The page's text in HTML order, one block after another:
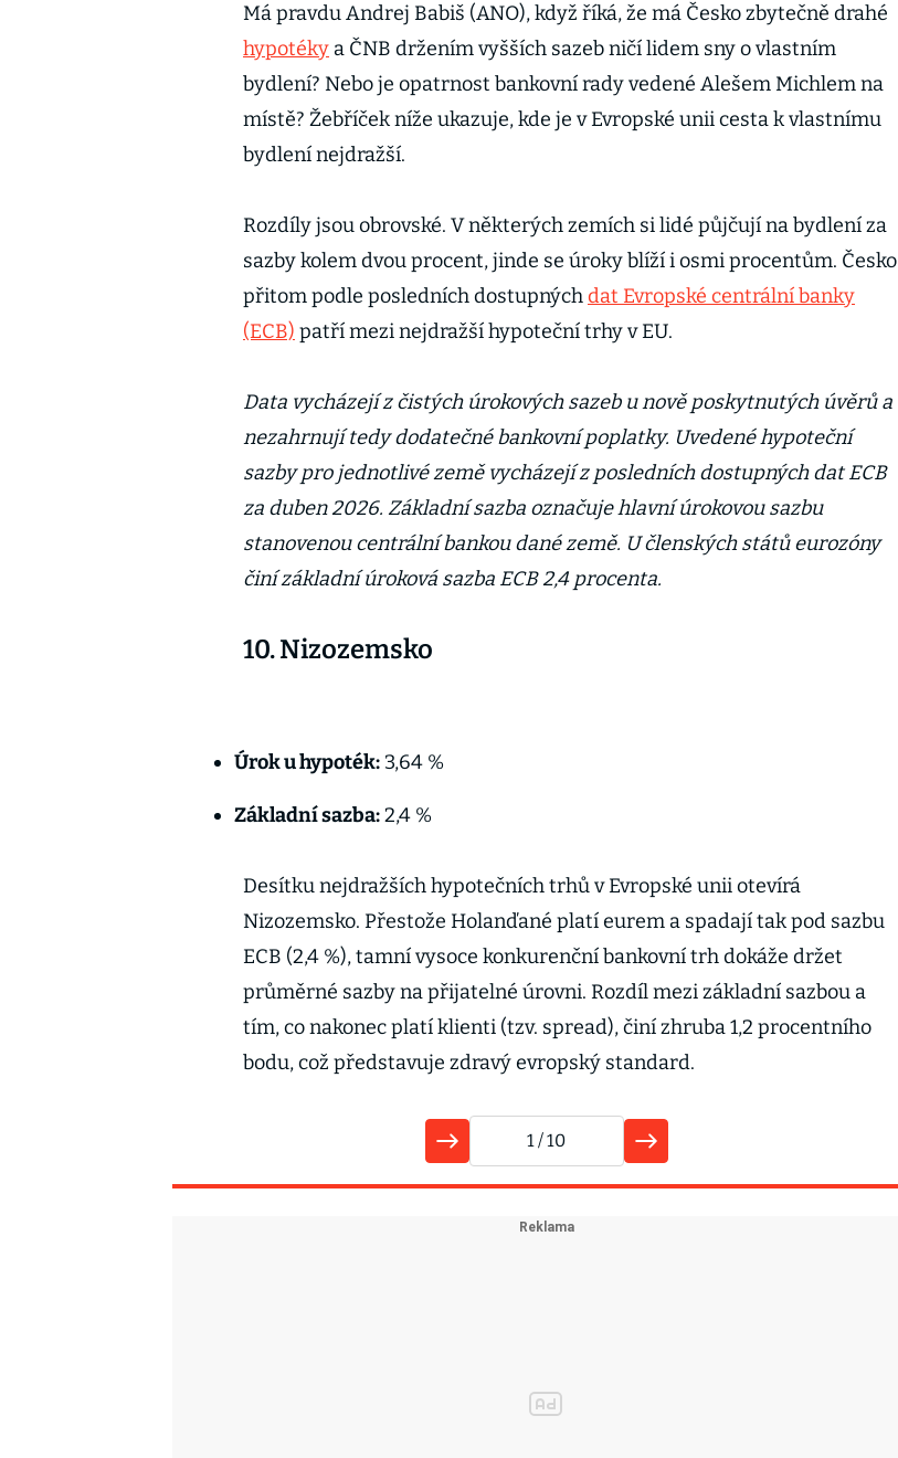
Má pravdu Andrej Babiš (ANO), když říká, že má Česko zbytečně drahé
hypotéky a ČNB držením vyšších sazeb ničí lidem sny o vlastním
bydlení? Nebo je opatrnost bankovní rady vedené Alešem Michlem na
místě? Žebříček níže ukazuje, kde je v Evropské unii cesta k vlastnímu
bydlení nejdražší.
Rozdíly jsou obrovské. V některých zemích si lidé půjčují na bydlení za
sazby kolem dvou procent, jinde se úroky blíží i osmi procentům. Česko
přitom podle posledních dostupnýchdat Evropské centrální banky
(ECB) patří mezi nejdražší hypoteční trhy v EU.
Data vycházejí z čistých úrokových sazeb u nově poskytnutých úvěrů a
nezahrnují tedy dodatečné bankovní poplatky. Uvedené hypoteční
sazby pro jednotlivé země vycházejí z posledních dostupných dat ECB
za duben 2026. Základní sazba označuje hlavní úrokovou sazbu
stanovenou centrální bankou dané země. U členských států eurozóny
činí základní úroková sazba ECB 2,4 procenta.
10. Nizozemsko
Úrok u hypoték: 3,64 %
Základní sazba:2,4 %
Desítku nejdražších hypotečních trhů v Evropské unii otevírá
Nizozemsko. Přestože Holanďané platí eurem a spadají tak pod sazbu
ECB (2,4 %), tamní vysoce konkurenční bankovní trh dokáže držet
průměrné sazby na přijatelné úrovni. Rozdíl mezi základní sazbou a
tím, co nakonec platí klienti (tzv. spread), činí zhruba 1,2 procentního
bodu, což představuje zdravý evropský standard.
1/ 10